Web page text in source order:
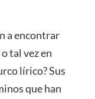
a encontrar
tal vez en
lírico? Sus
que han